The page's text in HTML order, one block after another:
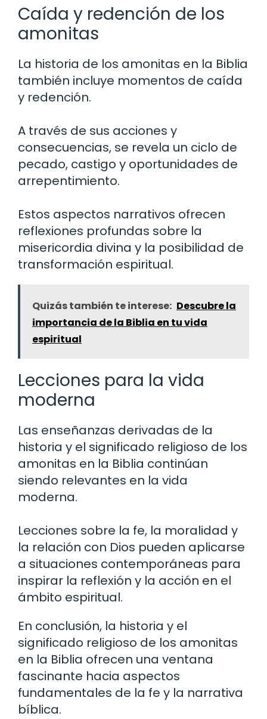
Caída y redención de los
amonitas
La historia de los amonitas en la Biblia
también incluye momentos de caída
y redención.
A través de sus acciones y
consecuencias, se revela un ciclo de
pecado, castigo y oportunidades de
arrepentimiento.
Estos aspectos narrativos ofrecen
reflexiones profundas sobre la
misericordia divina y la posibilidad de
transformación espiritual.
Quizás también te interese: Descubre la
importancia de la Biblia en tu vida
espiritual
Lecciones para la vida
moderna
Las enseñanzas derivadas de la
historia y el significado religioso de los
amonitas en la Biblia continúan
siendo relevantes en la vida
moderna.
Lecciones sobre la fe, la moralidad y
la relación con Dios pueden aplicarse
a situaciones contemporáneas para
inspirar la reflexión y la acción en el
ámbito espiritual.
En conclusión, la historia y el
significado religioso de los amonitas
en la Biblia ofrecen una ventana
fascinante hacia aspectos
fundamentales de la fe y la narrativa
bíblica.